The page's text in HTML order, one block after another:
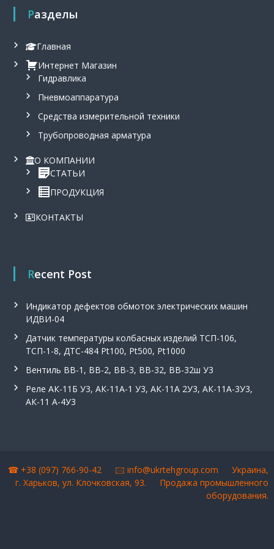
Разделы
Главная
Интернет Магазин
Гидравлика
Пневмоаппаратура
Средства измерительной техники
Трубопроводная арматура
О КОМПАНИИ
СТАТЬИ
ПРОДУКЦИЯ
КОНТАКТЫ
Recent Post
Индикатор дефектов обмоток электрических машин
ИДВИ-04
Датчик температуры колбасных изделий ТСП-106,
ТСП-1-8, ДТС-484 Pt100, Pt500, Pt1000
Вентиль ВВ-1, ВВ-2, ВВ-3, ВВ-32, ВВ-32ш У3
Реле АК-11Б У3, АК-11А-1 У3, АК-11А 2У3, АК-11А-3У3,
АК-11 А-4У3
☎ +38 (097) 766-90-42 🖂info@ukrtehgroup.com Украина,
г. Харьков, ул. Клочковская, 93. Продажа промышленного
оборудования.